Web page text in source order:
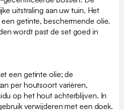
uitstraling aan uw tuin. Het
getinte, beschermende olie.
wordt past de set goed in
een getinte olie; de
per houtsoort variëren,
op het hout achterblijven. In
verwijderen met een doek.